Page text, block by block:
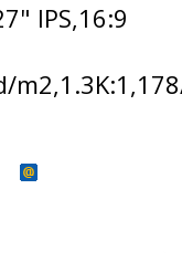
IPS,16:9